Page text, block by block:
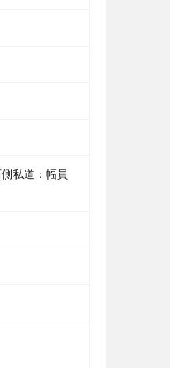
私道：幅員